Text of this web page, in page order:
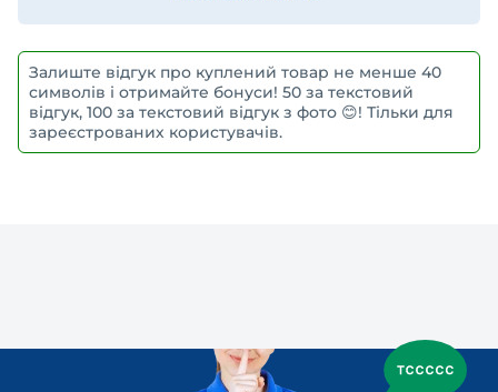
Залиште відгук про куплений товар не менше 40
символів і отримайте бонуси! 50 за текстовий
відгук, 100 за текстовий відгук з фото 😊! Тільки для
зареєстрованих користувачів.